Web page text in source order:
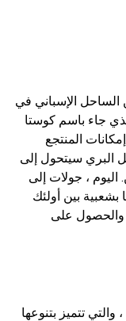
الإسباني في
جاء باسم كوستا
المنتجع
البري سيتحول إلى
، جولات إلى
بين أولئك
والحصول على
تتميز بتنوعها